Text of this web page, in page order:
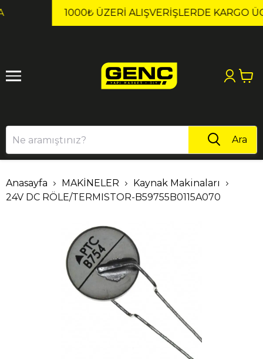
1000₺ ÜZERI ALIŞVERIŞLERDE KARGO ÜCRETSİZ!
1 2
Ara
Anasayfa MAKİNELER
Kaynak Makinaları
24V DC RÖLE/TERMISTOR-B59755B0115A070